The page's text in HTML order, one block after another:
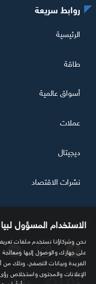
تابعنا
روابط سريعة
الرئيسية
طاقة
أسواق عالمية
عملات
ديجيتال
نشرات الاقتصاد
الاستخدام المسؤول
نحن وشركاؤنا نستخدم ملفات
الفريدة وبيانات التصفح، وذلك
الإعلانات والمحتوى واستخلاص